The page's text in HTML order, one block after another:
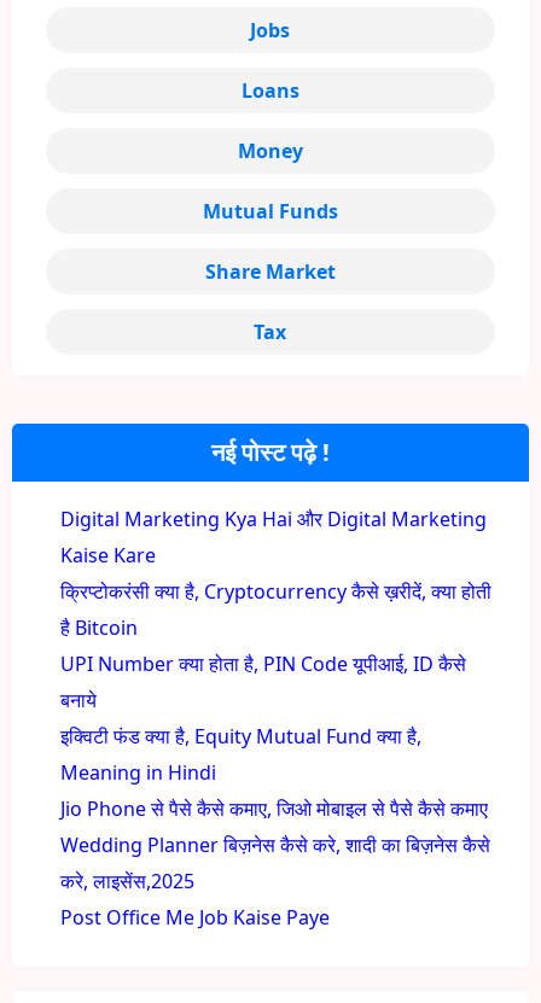
नई पोस्ट पढ़े !
Digital Marketing Kya Hai और Digital Marketing
Kaise Kare
क्रिप्टोकरंसी क्या है, Cryptocurrency कैसे ख़रीदें, क्या होती
है Bitcoin
UPI Number क्या होता है, PIN Code यूपीआई, ID कैसे
बनाये
इक्विटी फंड क्या है, Equity Mutual Fund क्या है,
Meaning in Hindi
Jio Phone से पैसे कैसे कमाए, जिओ मोबाइल से पैसे कैसे कमाए
Wedding Planner बिज़नेस कैसे करे, शादी का बिज़नेस कैसे
करे, लाइसेंस,2025
Post Office Me Job Kaise Paye
Jobs
Loans
Money
Mutual Funds
Share Market
Tax